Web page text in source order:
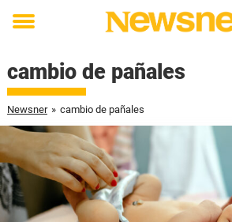
Toggle
cambio de pañales
Newsner » cambio de pañales